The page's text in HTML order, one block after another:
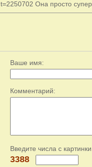
t=2250702 Она просто
Ваше имя:
Комментарий:
Введите числа с
3388